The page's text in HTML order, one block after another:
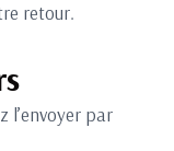
retour.
l’envoyer par